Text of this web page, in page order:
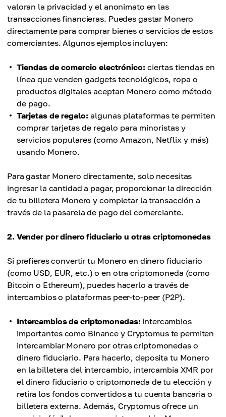
valoran la privacidad y el anonimato en las
transacciones financieras. Puedes gastar Monero
directamente para comprar bienes o servicios de estos
comerciantes. Algunos ejemplos incluyen:
Tiendas de comercio electrónico: ciertas tiendas en
línea que venden gadgets tecnológicos, ropa o
productos digitales aceptan Monero como método
de pago.
Tarjetas de regalo: algunas plataformas te permiten
comprar tarjetas de regalo para minoristas y
servicios populares (como Amazon, Netflix y más)
usando Monero.
Para gastar Monero directamente, solo necesitas
ingresar la cantidad a pagar, proporcionar la dirección
de tu billetera Monero y completar la transacción a
través de la pasarela de pago del comerciante.
2. Vender por dinero fiduciario u otras criptomonedas
Si prefieres convertir tu Monero en dinero fiduciario
(como USD, EUR, etc.) o en otra criptomoneda (como
Bitcoin o Ethereum), puedes hacerlo a través de
intercambios o plataformas peer-to-peer (P2P).
Intercambios de criptomonedas: intercambios
importantes como Binance y Cryptomus te permiten
intercambiar Monero por otras criptomonedas o
dinero fiduciario. Para hacerlo, deposita tu Monero
en la billetera del intercambio, intercambia XMR por
el dinero fiduciario o criptomoneda de tu elección y
retira los fondos convertidos a tu cuenta bancaria o
billetera externa. Además, Cryptomus ofrece un